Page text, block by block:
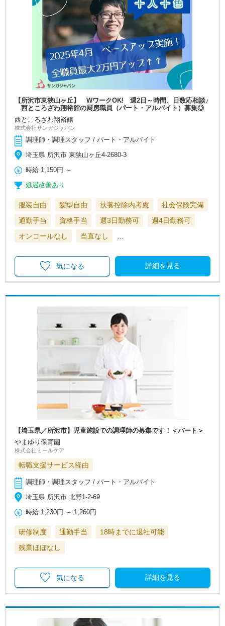
【所沢市東狭山ヶ丘】 WワークOK! 週2日～時間、日数応相談♪
西ところざわ翔裕館の厨房職員（パート・アルバイト）募集◎
西ところざわ翔裕館
株式会社サンガジャパン
調理師・調理スタッフ / パート・アルバイト
埼玉県 所沢市 東狭山ヶ丘4-2680-3
時給 1,150円 ～
処遇改善あり
服装自由 髪型自由 扶養控除内考慮
社会保険完備
通勤手当
資格手当 週3日勤務可
週4日勤務可
オンコールなし
当直なし
詳細を見る
気になる
【埼玉県／所沢市】児童施設での調理師の募集です！＜パート＞
やまゆり保育園
株式会社ミールケア
転職支援サービス経由
調理師・調理スタッフ / パート・アルバイト
埼玉県 所沢市 北野1-2-69
時給 1,230円 ～ 1,260円
研修制度 通勤手当
18時までに退社可能
残業ほぼなし
詳細を見る
気になる